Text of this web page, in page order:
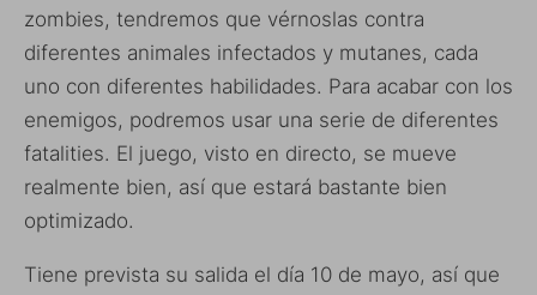
zombies, tendremos que vérnoslas contra
diferentes animales infectados y mutanes, cada
uno con diferentes habilidades. Para acabar con los
enemigos, podremos usar una serie de diferentes
fatalities. El juego, visto en directo, se mueve
realmente bien, así que estará bastante bien
optimizado.
Tiene prevista su salida el día 10 de mayo, así que